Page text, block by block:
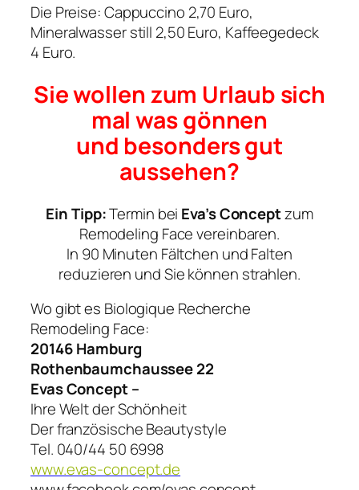
Die Preise: Cappuccino 2,70 Euro,
Mineralwasser still 2,50 Euro, Kaffeegedeck
4 Euro.
Sie wollen zum Urlaub sich
mal was gönnen
und besonders gut
aussehen?
Ein Tipp:Termin bei Eva’s Conceptzum
Remodeling Face vereinbaren.
In 90 Minuten Fältchen und Falten
reduzieren und Sie können strahlen.
Wo gibt es Biologique Recherche
Remodeling Face:
20146 Hamburg
Rothenbaumchaussee 22
Evas Concept –
Ihre Welt der Schönheit
Der französische Beautystyle
Tel. 040/44 50 6998
www.evas-concept.de